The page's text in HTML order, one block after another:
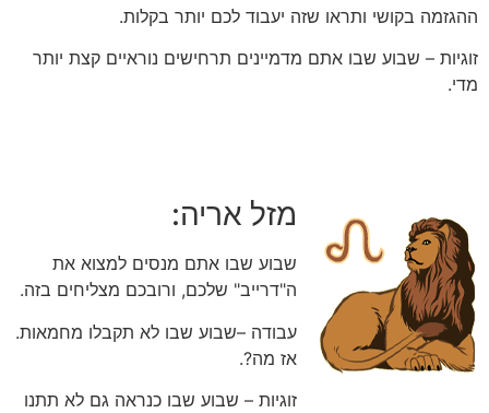
ההגזמה בקושי ותראו שזה יעבוד לכם יותר בקלות.
זוגיות – שבוע שבו אתם מדמיינים תרחישים נוראיים קצת יותר
מדי.
מזל אריה:
שבוע שבו אתם מנסים למצוא את
ה"דרייב" שלכם, ורובכם מצליחים בזה.
עבודה –שבוע שבו לא תקבלו מחמאות.
אז מה?.
זוגיות – שבוע שבו כנראה גם לא תתנו